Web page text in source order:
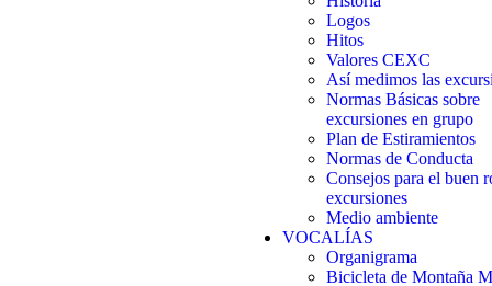
Logos
Hitos
Valores CEXC
Así medimos las
Normas Básicas sobre
excursiones en grupo
Plan de Estiramientos
Normas de Conducta
Consejos para el buen
excursiones
Medio ambiente
VOCALÍAS
Organigrama
Bicicleta de Montaña